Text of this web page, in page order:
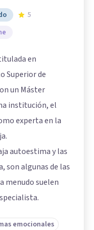
5
en
Superior de
un Máster
institución, el
experta en la
autoestima y las
son algunas de las
menudo suelen
emocionales